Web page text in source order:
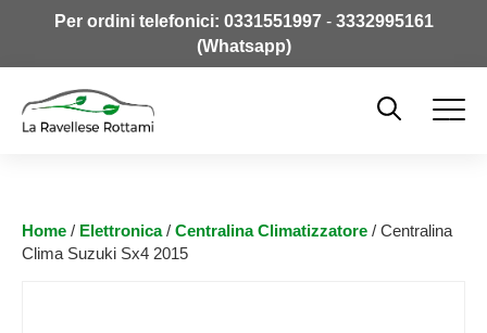
Per ordini telefonici: 0331551997- 3332995161
(Whatsapp)
Home / Elettronica/ Centralina Climatizzatore / Centralina
Clima Suzuki Sx4 2015